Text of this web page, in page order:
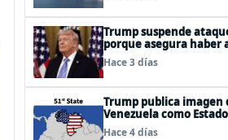
Trump suspende
porque asegura haber
«las bases de un
Hace 3 días
Trump publica imagen
Venezuela como
EEUU
Hace 4 días